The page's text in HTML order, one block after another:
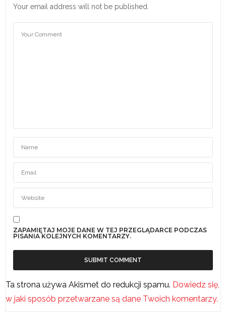
Your email address will not be published.
ZAPAMIĘTAJ MOJE DANE W TEJ PRZEGLĄDARCE PODCZAS
PISANIA KOLEJNYCH KOMENTARZY.
Ta strona używa Akismet do redukcji spamu. Dowiedz się,
w jaki sposób przetwarzane są dane Twoich komentarzy.